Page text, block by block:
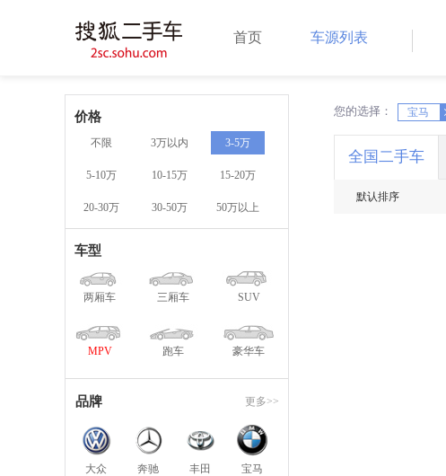
首页 车源列表
价格
不限 3万以内 3-5万
5-10万 10-15万 15-20万
20-30万 30-50万 50万以上
车型
两厢车 三厢车 SUV
MPV 跑车 豪华车
品牌 更多>>
大众 奔驰 丰田 宝马
您的选择： 宝马
X X
全国二手车
默认排序